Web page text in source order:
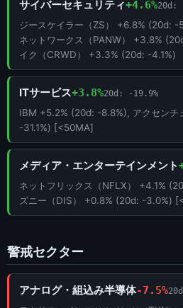
サイバーセキュリティ+4.6%20d:
ジースケイラー（ZS） +6.8% (20d:
ネットワークス（PANW） +3.8%
イク（CRWD） +3.3% (20d: -4.1%)
ITサービス+3.8%20d: -19.9%
IBM +5.2% (20d: -8.8%), アクセンチ
-31.1%) [<50MA]
メディア・エンターテインメント
ネットフリックス（NFLX） +4.1%
ズニー（DIS） +0.8% (20d: -3.0%)
警戒セクター
アナログ・組込み半導体-7.5%